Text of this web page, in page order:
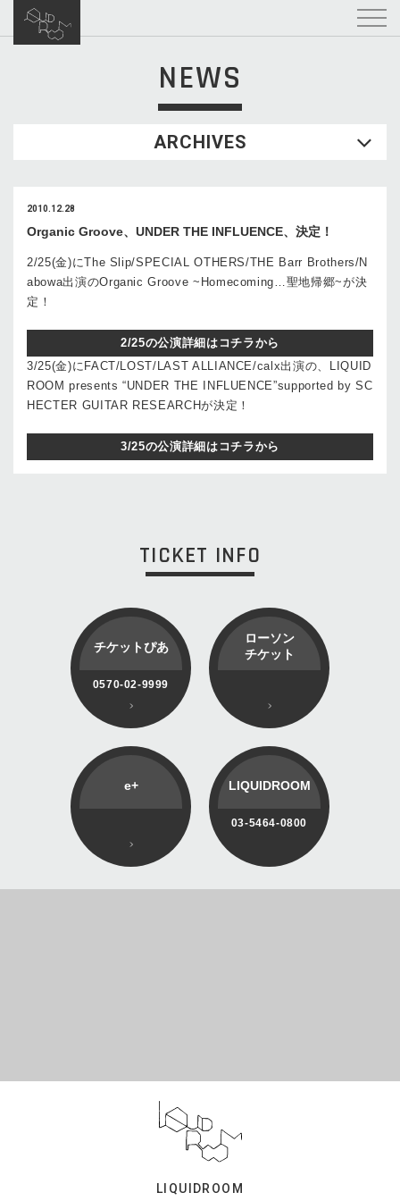
NEWS
ARCHIVES
2010.12.28
Organic Groove、UNDER THE INFLUENCE、決定！
2/25(金)にThe Slip/SPECIAL OTHERS/THE Barr Brothers/N
abowa出演のOrganic Groove ~Homecoming…聖地帰郷~が決
定！
2/25の公演詳細はコチラから
3/25(金)にFACT/LOST/LAST ALLIANCE/calx出演の、LIQUID
ROOM presents “UNDER THE INFLUENCE”supported by SC
HECTER GUITAR RESEARCHが決定！
3/25の公演詳細はコチラから
TICKET INFO
チケットぴあ
0570-02-9999
ローソン
チケット
e+ LIQUIDROOM
03-5464-0800
LIQUIDROOM